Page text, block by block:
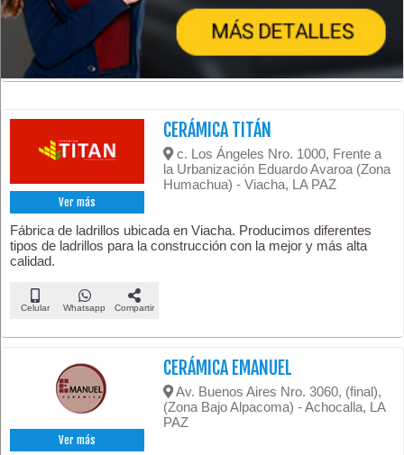
Ver más
CERÁMICA TITÁN
c. Los Ángeles Nro. 1000, Frente a
la Urbanización Eduardo Avaroa (Zona
Humachua) - Viacha, LA PAZ
Fábrica de ladrillos ubicada en Viacha. Producimos diferentes
tipos de ladrillos para la construcción con la mejor y más alta
calidad.
Celular Whatsapp Compartir
Ver más
CERÁMICA EMANUEL
Av. Buenos Aires Nro. 3060, (final),
(Zona Bajo Alpacoma) - Achocalla, LA
PAZ